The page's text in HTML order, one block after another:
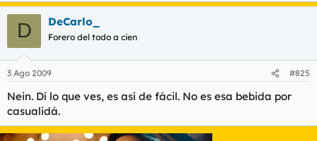
D DeCarlo_
Forero del todo a cien
3 Ago 2009 #825
Nein. Dí lo que ves, es así de fácil. No es esa bebida por
casualidá.